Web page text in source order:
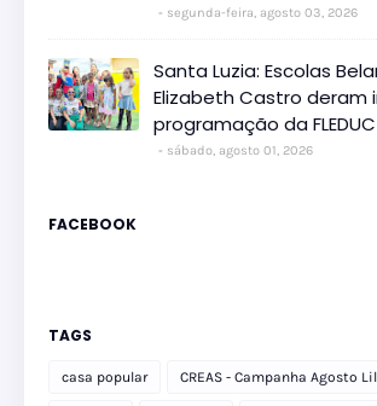
segunda-feira, agosto 03, 2026
Santa Luzia: Escolas
Elizabeth Castro deram
programação da FLEDUC
sábado, agosto 01, 2026
FACEBOOK
TAGS
casa popular CREAS - Campanha Agosto